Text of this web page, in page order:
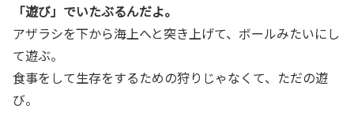
「遊び」でいたぶるんだよ。
アザラシを下から海上へと突き上げて、ボールみたいにし
て遊ぶ。
食事をして生存をするための狩りじゃなくて、ただの遊
び。